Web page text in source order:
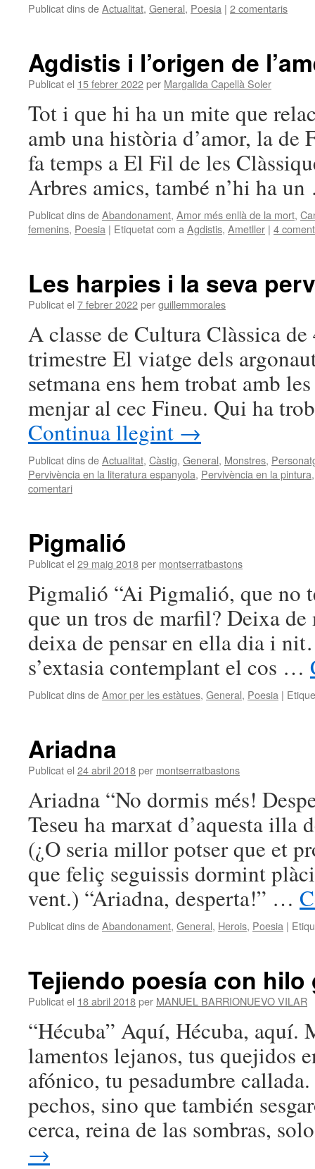
Publicat dins deActualitat, General, Poesia | 2 comentaris
Agdistis i l’origen de
Publicat el 15 febrer 2022per Margalida Capellà Soler
Tot i que hi ha un mite que
amb una història d’amor, la
fa temps a El Fil de les
Arbres amics, també n’hi ha
Publicat dins deAbandonament, Amor més enllà de la mort,
femenins, Poesia | Etiquetat com a Agdistis, Ametller | 4
Les harpies i la seva
Publicat el 7 febrer 2022perguillemmorales
A classe de Cultura Clàssica
trimestre El viatge dels
setmana ens hem trobat amb
menjar al cec Fineu. Qui ha
Continua llegint →
Publicat dins deActualitat, Càstig, General, Monstres,
Pervivència en la literatura espanyola, Pervivència en la pintura
comentari
Pigmalió
Publicat el 29 maig 2018per montserratbastons
Pigmalió “Ai Pigmalió, que no
que un tros de marfil? Deixa
deixa de pensar en ella dia i
s’extasia contemplant el cos …
Publicat dins deAmor per les estàtues, General, Poesia |
Ariadna
Publicat el 24 abril 2018per montserratbastons
Ariadna “No dormis més!
Teseu ha marxat d’aquesta illa
(¿O seria millor potser que et
que feliç seguissis dormint
vent.) “Ariadna, desperta!” …
Publicat dins deAbandonament, General, Herois, Poesia |
Tejiendo poesía con hilo
Publicat el 18 abril 2018per MANUEL BARRIONUEVO VILAR
“Hécuba” Aquí, Hécuba, aquí.
lamentos lejanos, tus quejidos
afónico, tu pesadumbre
pechos, sino que también
cerca, reina de las sombras,
→